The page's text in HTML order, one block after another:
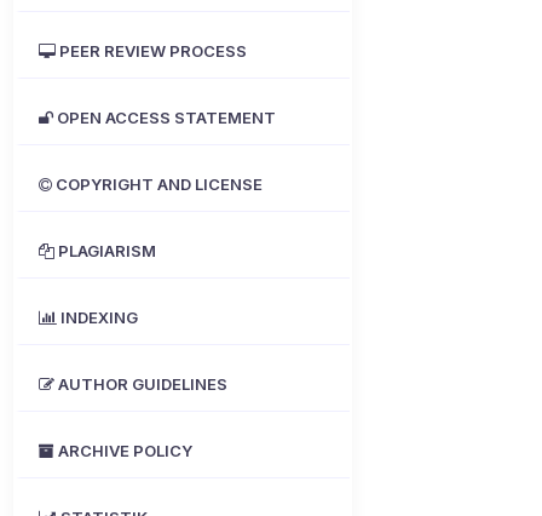
PEER REVIEW PROCESS
OPEN ACCESS STATEMENT
COPYRIGHT AND LICENSE
PLAGIARISM
INDEXING
AUTHOR GUIDELINES
ARCHIVE POLICY